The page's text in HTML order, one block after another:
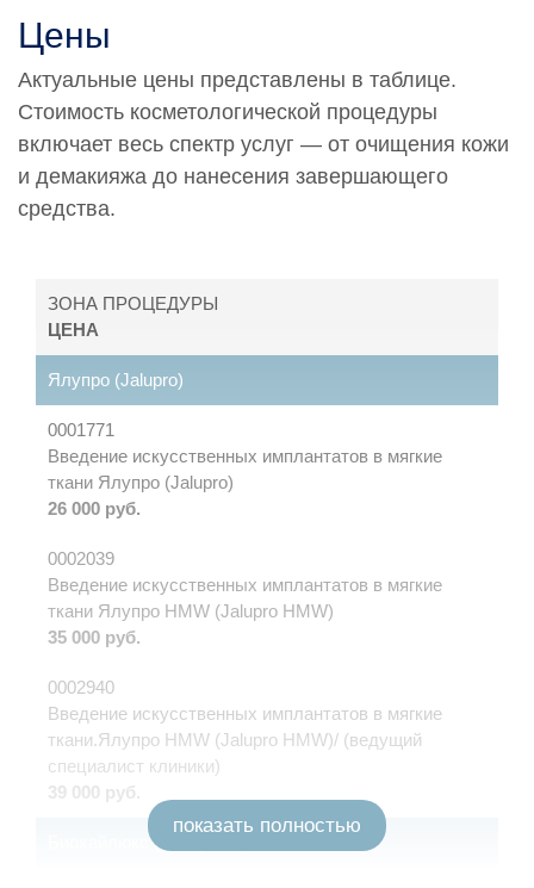
Цены
Актуальные цены представлены в таблице.
Стоимость косметологической процедуры
включает весь спектр услуг — от очищения кожи
и демакияжа до нанесения завершающего
средства.
показать полностью
ЗОНА ПРОЦЕДУРЫ
ЦЕНА
Ялупро (Jalupro)
0001771
Введение искусственных имплантатов в мягкие
ткани Ялупро (Jalupro)
26 000 руб.
0002039
Введение искусственных имплантатов в мягкие
ткани Ялупро HMW (Jalupro HMW)
35 000 руб.
0002940
Введение искусственных имплантатов в мягкие
ткани.Ялупро HMW (Jalupro HMW)/ (ведущий
специалист клиники)
39 000 руб.
Биохайлюкс ( Biohyalux)